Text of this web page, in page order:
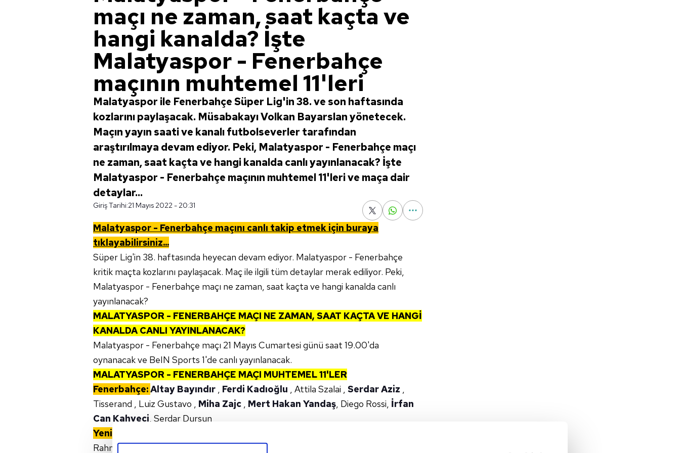
maçı ne zaman, saat kaçta ve
hangi kanalda? İşte
Malatyaspor - Fenerbahçe
maçının muhtemel 11'leri
Malatyaspor ile Fenerbahçe Süper Lig'in 38. ve son haftasında
kozlarını paylaşacak. Müsabakayı Volkan Bayarslan yönetecek.
Maçın yayın saati ve kanalı futbolseverler tarafından
araştırılmaya devam ediyor. Peki, Malatyaspor - Fenerbahçe maçı
ne zaman, saat kaçta ve hangi kanalda canlı yayınlanacak? İşte
Malatyaspor - Fenerbahçe maçının muhtemel 11'leri ve maça dair
detaylar...
Giriş Tarihi:21 Mayıs 2022 - 20:31
Malatyaspor - Fenerbahçe maçını canlı takip etmek için buraya
tıklayabilirsiniz...
Süper Lig'in 38. haftasında heyecan devam ediyor. Malatyaspor - Fenerbahçe
kritik maçta kozlarını paylaşacak. Maç ile ilgili tüm detaylar merak ediliyor. Peki,
Malatyaspor - Fenerbahçe maçı ne zaman, saat kaçta ve hangi kanalda canlı
yayınlanacak?
MALATYASPOR - FENERBAHÇE MAÇI NE ZAMAN, SAAT KAÇTA VE HANGİ
KANALDA CANLI YAYINLANACAK?
Malatyaspor - Fenerbahçe maçı 21 Mayıs Cumartesi günü saat 19.00'da
oynanacak ve BeIN Sports 1'de canlı yayınlanacak.
MALATYASPOR - FENERBAHÇE MAÇI MUHTEMEL 11'LER
Fenerbahçe:Altay Bayındır , Ferdi Kadıoğlu , Attila Szalai , Serdar Aziz ,
Tisserand , Luiz Gustavo , Miha Zajc , Mert Hakan Yandaş, Diego Rossi, İrfan
Can Kahveci, Serdar Dursun
Yeni Malatyaspor:
Rahman, Mert, Haqi, Kerem.